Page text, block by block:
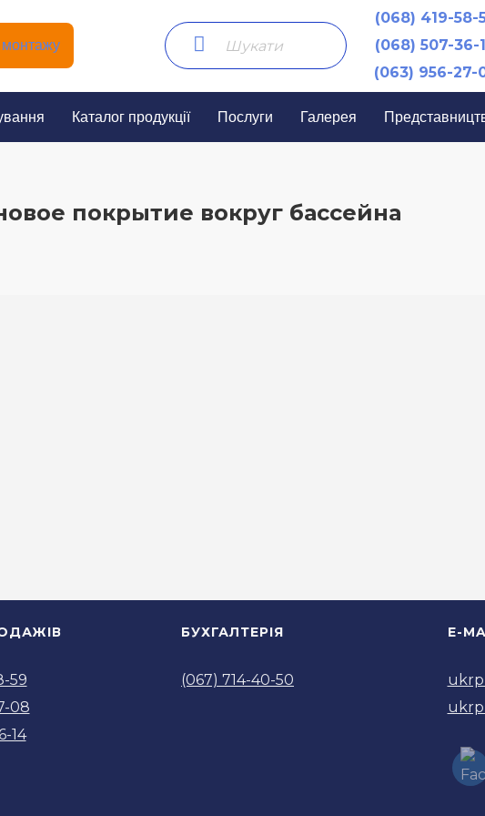
монтажу
(068) 419-58-
(068) 507-36-
(063) 956-27-
Каталог продукції Послуги Галерея
покрытие вокруг бассейна
59
08
14
БУХГАЛТЕРІЯ
(067) 714-40-50
E-